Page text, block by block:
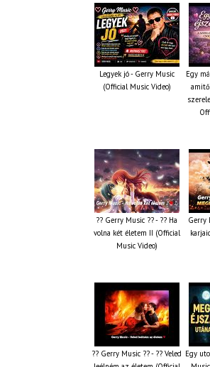
Legyek jó - Gerry Music
(Official Music Video)
Egy
?? Gerry Music ?? - ?? Ha
volna két életem II (Official
Music Video)
Gerry
?? Gerry Music ?? - ?? Veled Egy